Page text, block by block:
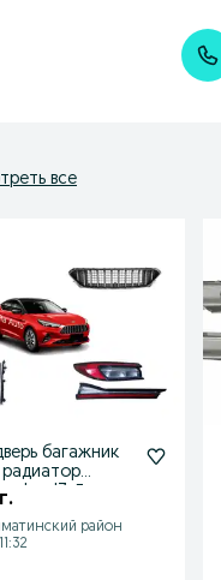
все
багажник
Jac J7 Джак
район